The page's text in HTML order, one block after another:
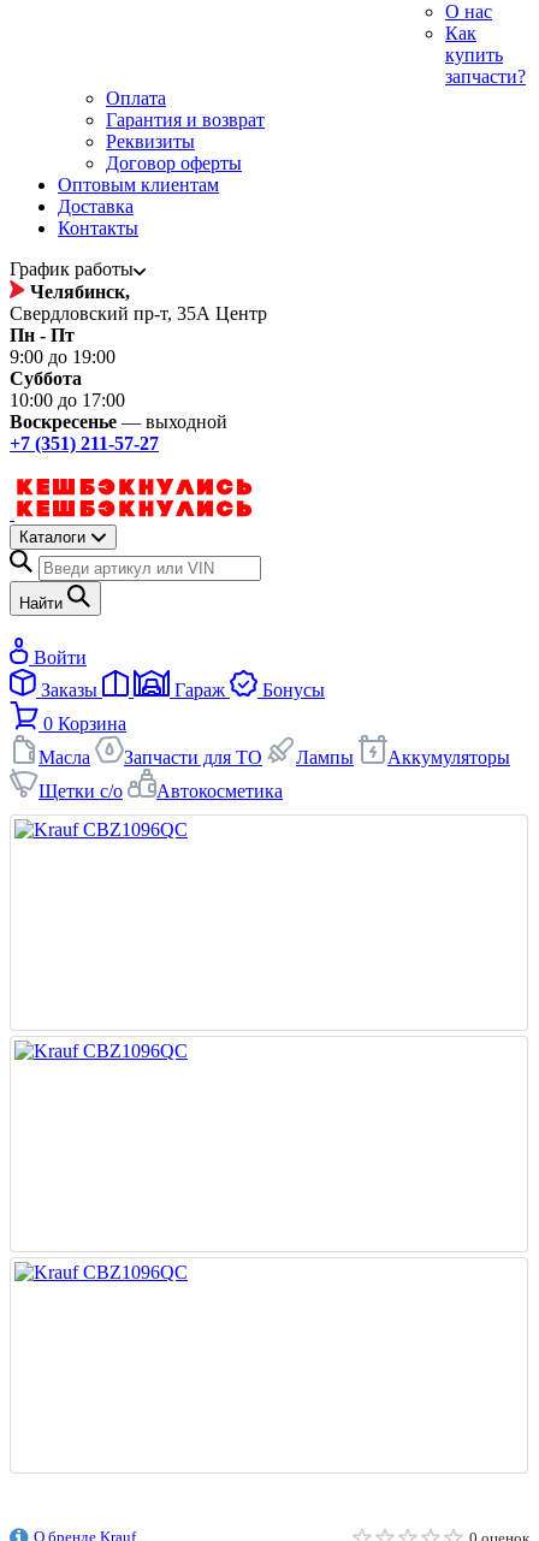
О нас
Как
купить
запчасти?
Оплата
Гарантия и возврат
Реквизиты
Договор оферты
Оптовым клиентам
Доставка
Контакты
График работы
Челябинск,
Свердловский пр-т, 35А Центр
Пн - Пт
9:00 до 19:00
Суббота
10:00 до 17:00
Воскресенье — выходной
+7 (351) 211-57-27
Каталоги
Найти
Войти
Заказы
Гараж
Бонусы
0 Корзина
Масла
Запчасти для ТО Лампы
Аккумуляторы
Щетки с/о
Автокосметика
О бренде Krauf